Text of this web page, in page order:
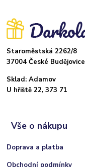
Staroměstská 2262/8
37004 České Budějovice
Sklad: Adamov
U hřiště 22, 373 71
Vše o nákupu
Doprava a platba
Obchodní podmínky